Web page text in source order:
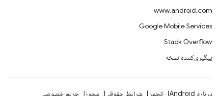
www.android.com
Google Mobile Services
Stack Overflow
پیگیری‌کننده نسخه
درباره Android انجمن شرایط حقوقی مجوز حریم خصوصی